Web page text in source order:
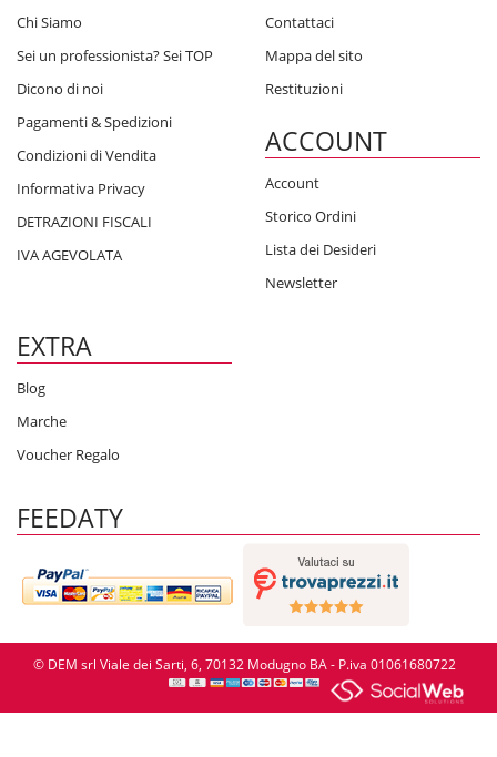
Chi Siamo
Sei un professionista? Sei TOP
Dicono di noi
Pagamenti & Spedizioni
Condizioni di Vendita
Informativa Privacy
DETRAZIONI FISCALI
IVA AGEVOLATA
Contattaci
Mappa del sito
Restituzioni
ACCOUNT
Account
Storico Ordini
Lista dei Desideri
Newsletter
EXTRA
Blog
Marche
Voucher Regalo
FEEDATY
© DEM srl Viale dei Sarti, 6, 70132 Modugno BA - P.iva 01061680722